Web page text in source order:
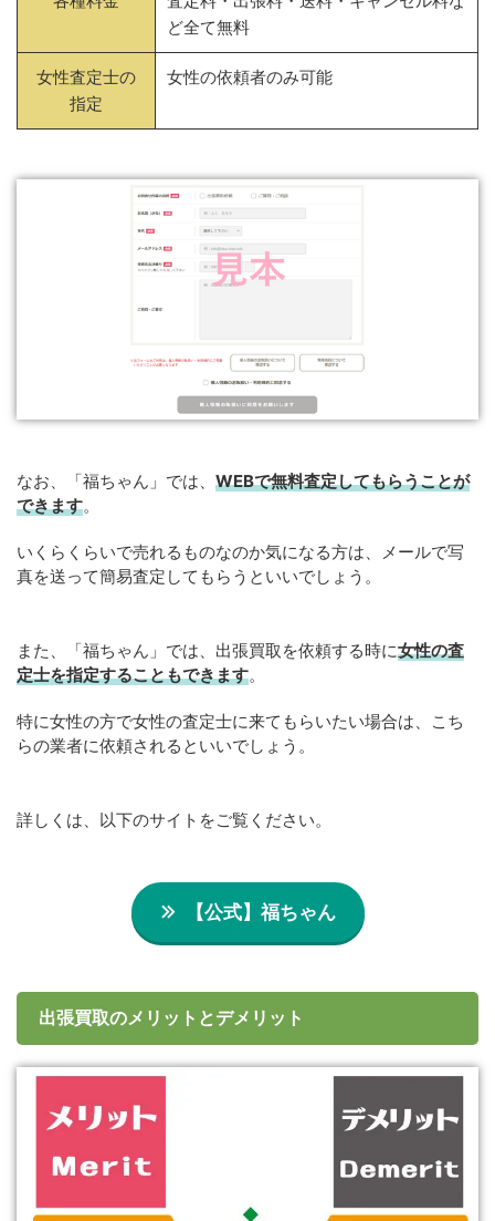
ど全て無料
女性査定士の
指定
女性の依頼者のみ可能
なお、「福ちゃん」では、 WEBで無料査定してもらうことが
できます。
いくらくらいで売れるものなのか気になる方は、メールで写
真を送って簡易査定してもらうといいでしょう。
また、「福ちゃん」では、出張買取を依頼する時に女性の査
定士を指定することもできます。
特に女性の方で女性の査定士に来てもらいたい場合は、こち
らの業者に依頼されるといいでしょう。
詳しくは、以下のサイトをご覧ください。
【公式】福ちゃん
出張買取のメリットとデメリット